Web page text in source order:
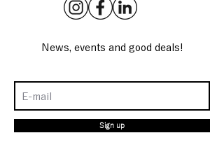
News, events and good deals!
Sign up